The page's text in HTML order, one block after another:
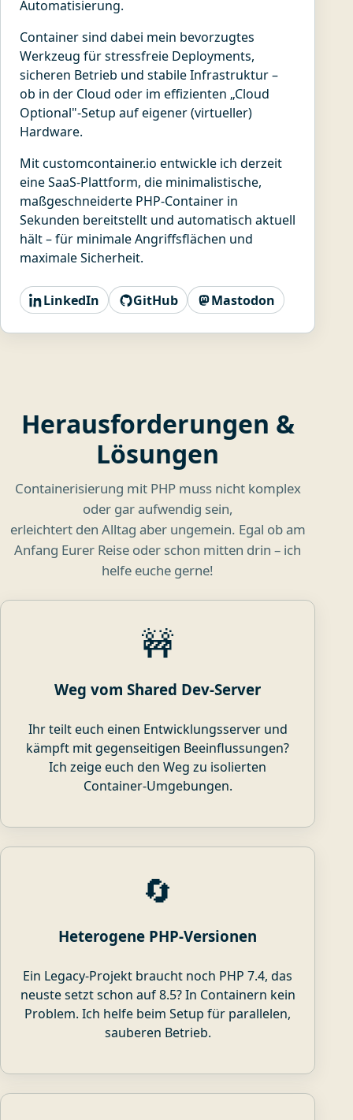
Automatisierung.
Container sind dabei mein bevorzugtes
Werkzeug für stressfreie Deployments,
sicheren Betrieb und stabile Infrastruktur –
ob in der Cloud oder im effizienten „Cloud
Optional"-Setup auf eigener (virtueller)
Hardware.
Mit customcontainer.io entwickle ich derzeit
eine SaaS-Plattform, die minimalistische,
maßgeschneiderte PHP-Container in
Sekunden bereitstellt und automatisch aktuell
hält – für minimale Angriffsflächen und
maximale Sicherheit.
LinkedIn GitHub Mastodon
Herausforderungen &
Lösungen
Containerisierung mit PHP muss nicht komplex
oder gar aufwendig sein,
erleichtert den Alltag aber ungemein. Egal ob am
Anfang Eurer Reise oder schon mitten drin – ich
helfe euche gerne!
🚧
Weg vom Shared Dev-Server
Ihr teilt euch einen Entwicklungsserver und
kämpft mit gegenseitigen Beeinflussungen?
Ich zeige euch den Weg zu isolierten
Container-Umgebungen.
🔄
Heterogene PHP-Versionen
Ein Legacy-Projekt braucht noch PHP 7.4, das
neuste setzt schon auf 8.5? In Containern kein
Problem. Ich helfe beim Setup für parallelen,
sauberen Betrieb.